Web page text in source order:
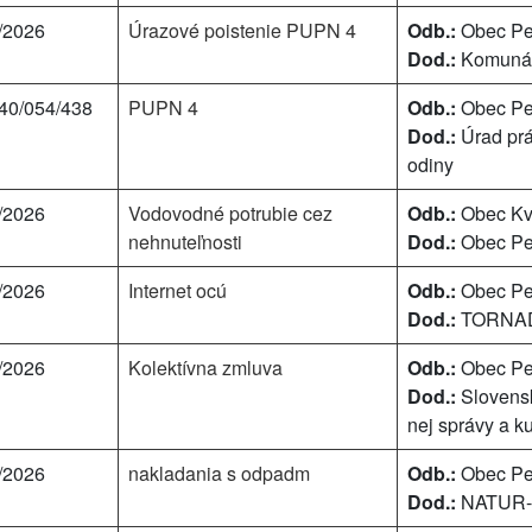
Úrazové poistenie PUPN 4 Odb.: Obec
Dod.:
054/438
PUPN 4 Odb.: Obec
Dod.: Úrad
odiny
Vodovodné potrubie cez
nehnuteľnosti
Odb.: Obec
Dod.: Obec
Internet ocú Odb.: Obec
Dod.:
Kolektívna zmluva Odb.: Obec
Dod.:
nej správy a
nakladania s odpadm Odb.: Obec
Dod.: